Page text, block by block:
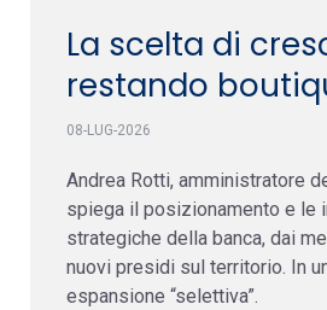
La scelta di
restando
08-LUG-2026
Andrea Rotti, amministratore
spiega il posizionamento e le
strategiche della banca, dai
nuovi presidi sul territorio. In
espansione “selettiva”.